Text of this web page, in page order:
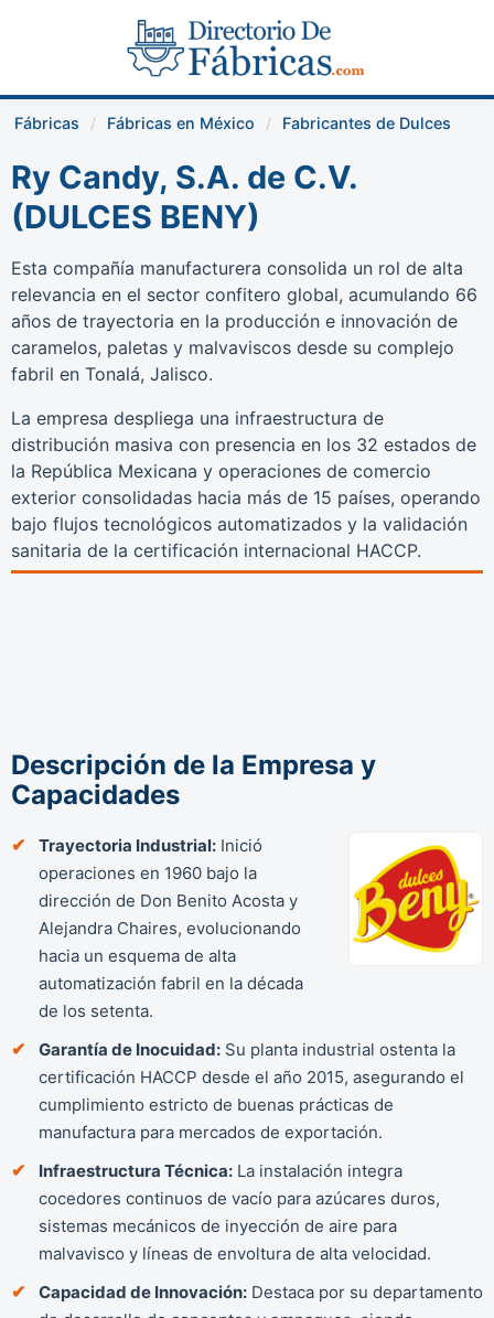
Fábricas Fábricas en México Fabricantes de Dulces
Ry Candy, S.A. de C.V.
(DULCES BENY)
Esta compañía manufacturera consolida un rol de alta
relevancia en el sector confitero global, acumulando 66
años de trayectoria en la producción e innovación de
caramelos, paletas y malvaviscos desde su complejo
fabril en Tonalá, Jalisco.
La empresa despliega una infraestructura de
distribución masiva con presencia en los 32 estados de
la República Mexicana y operaciones de comercio
exterior consolidadas hacia más de 15 países, operando
bajo flujos tecnológicos automatizados y la validación
sanitaria de la certificación internacional HACCP.
Descripción de la Empresa y
Capacidades
Trayectoria Industrial: Inició
operaciones en 1960 bajo la
dirección de Don Benito Acosta y
Alejandra Chaires, evolucionando
hacia un esquema de alta
automatización fabril en la década
de los setenta.
Garantía de Inocuidad: Su planta industrial ostenta la
certificación HACCP desde el año 2015, asegurando el
cumplimiento estricto de buenas prácticas de
manufactura para mercados de exportación.
Infraestructura Técnica: La instalación integra
cocedores continuos de vacío para azúcares duros,
sistemas mecánicos de inyección de aire para
malvavisco y líneas de envoltura de alta velocidad.
Capacidad de Innovación: Destaca por su departamento